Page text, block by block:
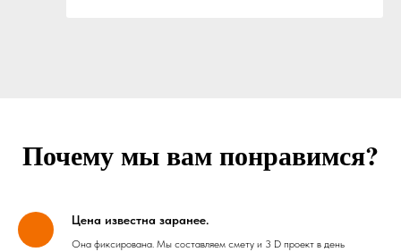
Почему мы вам понравимся?
Цена известна заранее.
Она фиксирована. Мы составляем смету и 3 D проект в день